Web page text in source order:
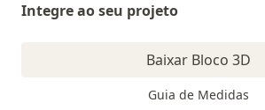
Integre ao seu projeto
Baixar Bloco 3D
Guia de Medidas